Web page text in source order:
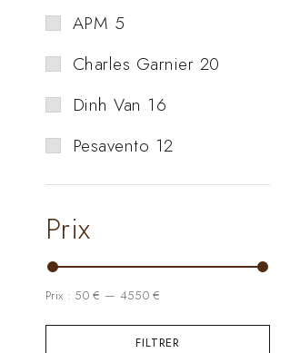
APM 5
Charles Garnier 20
Dinh Van 16
Pesavento 12
Prix
FILTRER
Prix : 50 € — 4550 €